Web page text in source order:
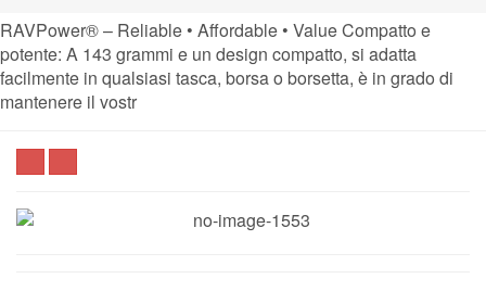
RAVPower® – Reliable • Affordable • Value Compatto e
potente: A 143 grammi e un design compatto, si adatta
facilmente in qualsiasi tasca, borsa o borsetta, è in grado di
mantenere il vostr